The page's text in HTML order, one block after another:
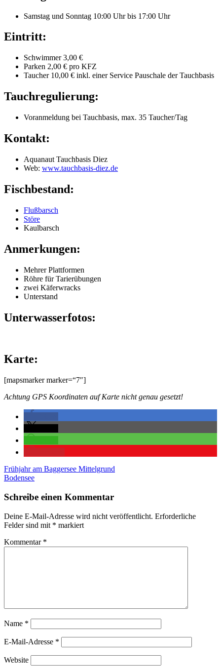
Samstag und Sonntag 10:00 Uhr bis 17:00 Uhr
Eintritt:
Schwimmer 3,00 €
Parken 2,00 € pro KFZ
Taucher 10,00 € inkl. einer Service Pauschale der Tauchbasis
Tauchregulierung:
Voranmeldung bei Tauchbasis, max. 35 Taucher/Tag
Kontakt:
Aquanaut Tauchbasis Diez
Web: www.tauchbasis-diez.de
Fischbestand:
Flußbarsch
Störe
Kaulbarsch
Anmerkungen:
Mehrer Plattformen
Röhre für Tarierübungen
zwei Käferwracks
Unterstand
Unterwasserfotos:
Karte:
[mapsmarker marker=“7″]
Achtung GPS Koordinaten auf Karte nicht genau gesetzt!
Beitragsnavigation
Vorheriger
Beitrag:
Frühjahr am Baggersee Mittelgrund
Nächster
Bodensee
Schreibe einen Kommentar
Deine E-Mail-Adresse wird nicht veröffentlicht. Erforderliche
Felder sind mit * markiert
Kommentar *
Name *
E-Mail-Adresse *
Website